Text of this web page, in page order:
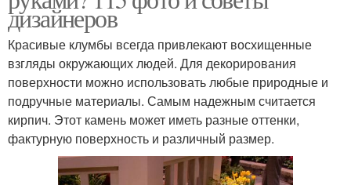
дизайнеров
Красивые клумбы всегда привлекают восхищенные
взгляды окружающих людей. Для декорирования
поверхности можно использовать любые природные и
подручные материалы. Самым надежным считается
кирпич. Этот камень может иметь разные оттенки,
фактурную поверхность и различный размер.